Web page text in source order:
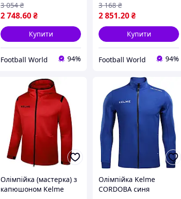
2 748.60₴
3 054 ₴
Купити
Football World 94%
2 851.20₴
3 168 ₴
Купити
Football World 94%
Олімпійка (мастерка) з
капюшоном Kelme
Олімпійка Kelme
CORDOBA синя